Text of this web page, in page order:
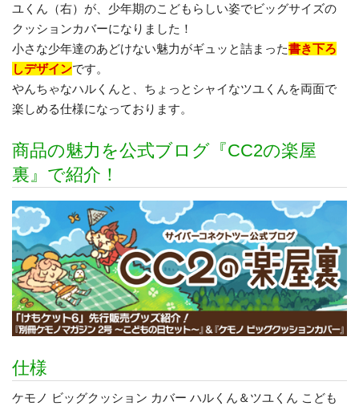
ユくん（右）が、少年期のこどもらしい姿でビッグサイズの
クッションカバーになりました！
小さな少年達のあどけない魅力がギュッと詰まった書き下ろ
しデザインです。
やんちゃなハルくんと、ちょっとシャイなツユくんを両面で
楽しめる仕様になっております。
商品の魅力を公式ブログ『CC2の楽屋
裏』で紹介！
仕様
ケモノ ビッグクッション カバー ハルくん＆ツユくん こども